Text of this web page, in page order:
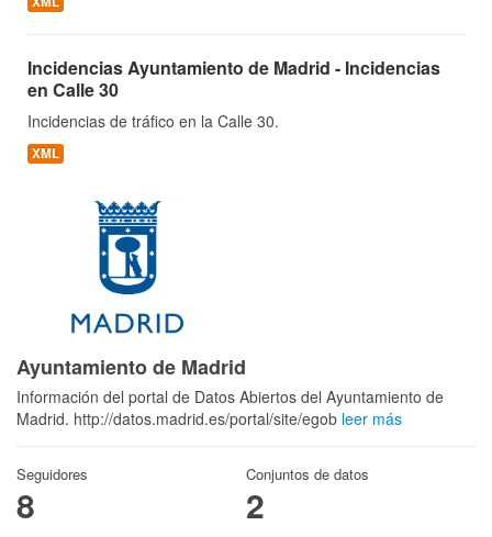
Incidencias Ayuntamiento de Madrid - Incidencias
en Calle 30
Incidencias de tráfico en la Calle 30.
XML
Ayuntamiento de Madrid
Información del portal de Datos Abiertos del Ayuntamiento de
Madrid. http://datos.madrid.es/portal/site/egob leer más
Seguidores
8
Conjuntos de datos
2